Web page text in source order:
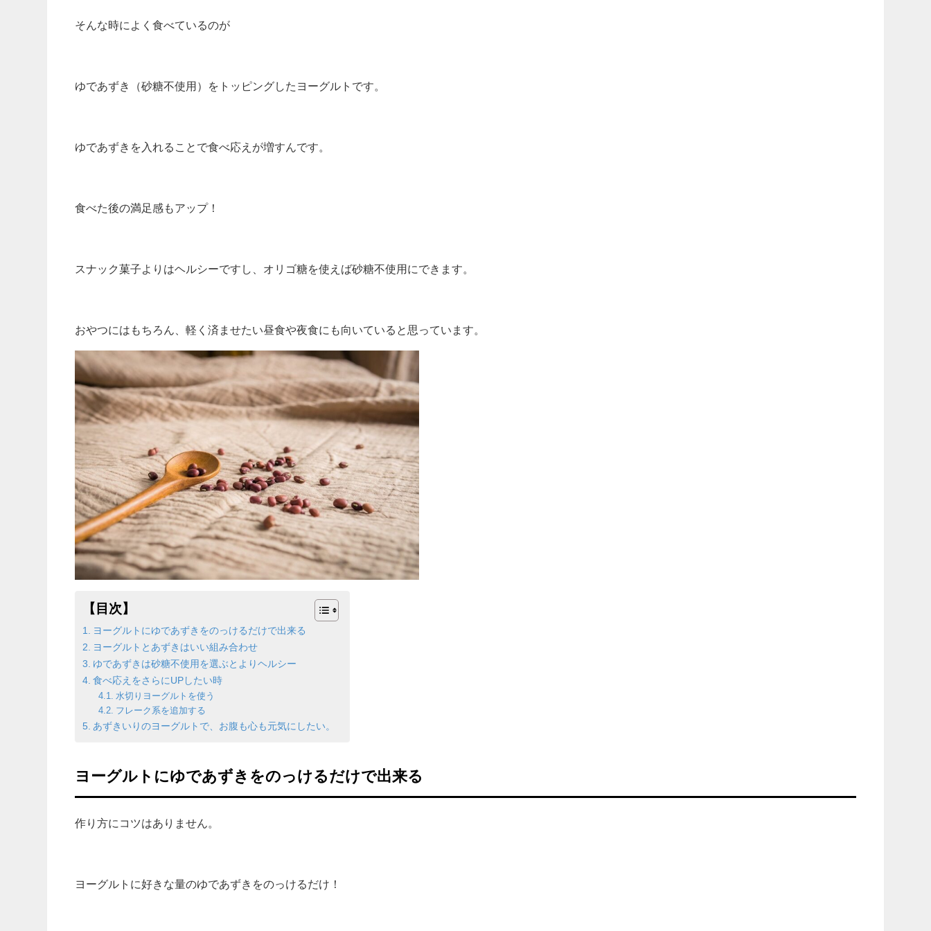
そんな時によく食べているのが
ゆであずき（砂糖不使用）をトッピングしたヨーグルトです。
ゆであずきを入れることで食べ応えが増すんです。
食べた後の満足感もアップ！
スナック菓子よりはヘルシーですし、オリゴ糖を使えば砂糖不使用にできます。
おやつにはもちろん、軽く済ませたい昼食や夜食にも向いていると思っています。
【目次】
ヨーグルトにゆであずきをのっけるだけで出来る
ヨーグルトとあずきはいい組み合わせ
ゆであずきは砂糖不使用を選ぶとよりヘルシー
食べ応えをさらにUPしたい時
水切りヨーグルトを使う
フレーク系を追加する
あずきいりのヨーグルトで、お腹も心も元気にしたい。
ヨーグルトにゆであずきをのっけるだけで出来る
作り方にコツはありません。
ヨーグルトに好きな量のゆであずきをのっけるだけ！